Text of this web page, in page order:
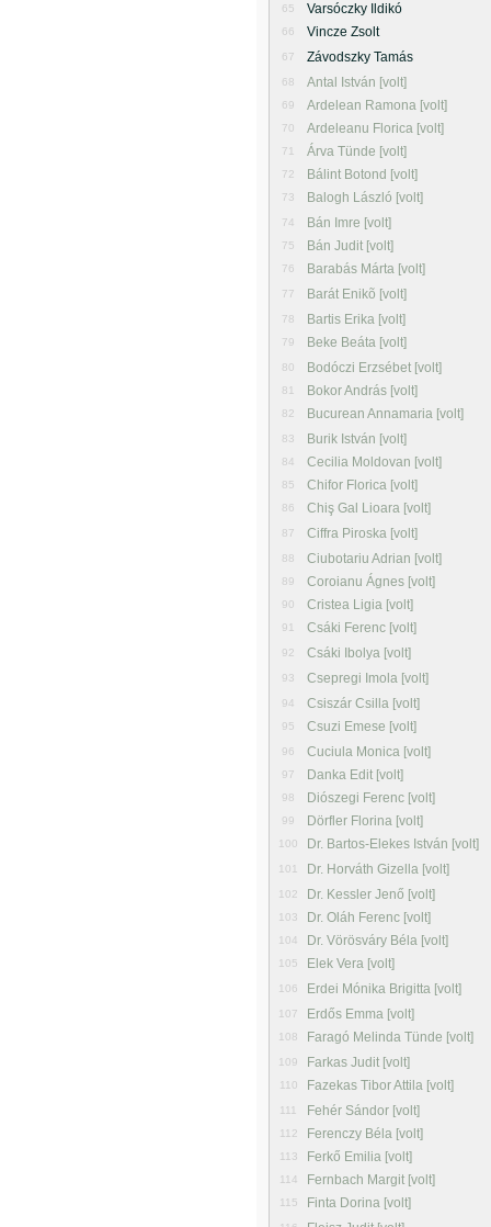
65 Varsóczky Ildikó
66 Vincze Zsolt
67 Závodszky Tamás
68 Antal István [volt]
69 Ardelean Ramona [volt]
70 Ardeleanu Florica [volt]
71 Árva Tünde [volt]
72 Bálint Botond [volt]
73 Balogh László [volt]
74 Bán Imre [volt]
75 Bán Judit [volt]
76 Barabás Márta [volt]
77 Barát Enikõ [volt]
78 Bartis Erika [volt]
79 Beke Beáta [volt]
80 Bodóczi Erzsébet [volt]
81 Bokor András [volt]
82 Bucurean Annamaria [volt]
83 Burik István [volt]
84 Cecilia Moldovan [volt]
85 Chifor Florica [volt]
86 Chiş Gal Lioara [volt]
87 Ciffra Piroska [volt]
88 Ciubotariu Adrian [volt]
89 Coroianu Ágnes [volt]
90 Cristea Ligia [volt]
91 Csáki Ferenc [volt]
92 Csáki Ibolya [volt]
93 Csepregi Imola [volt]
94 Csiszár Csilla [volt]
95 Csuzi Emese [volt]
96 Cuciula Monica [volt]
97 Danka Edit [volt]
98 Diószegi Ferenc [volt]
99 Dörfler Florina [volt]
100 Dr. Bartos-Elekes István [volt]
101 Dr. Horváth Gizella [volt]
102 Dr. Kessler Jenő [volt]
103 Dr. Oláh Ferenc [volt]
104 Dr. Vörösváry Béla [volt]
105 Elek Vera [volt]
106 Erdei Mónika Brigitta [volt]
107 Erdős Emma [volt]
108 Faragó Melinda Tünde [volt]
109 Farkas Judit [volt]
110 Fazekas Tibor Attila [volt]
111 Fehér Sándor [volt]
112 Ferenczy Béla [volt]
113 Ferkő Emilia [volt]
114 Fernbach Margit [volt]
115 Finta Dorina [volt]